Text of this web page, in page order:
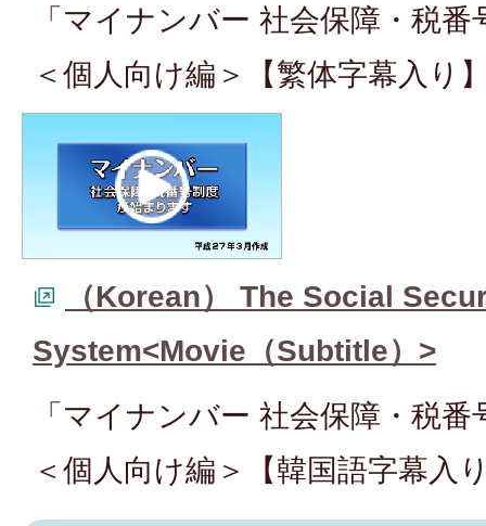
「マイナンバー 社会保障・税
＜個人向け編＞【繁体字幕入り
（Korean） The Social
System<Movie（Subtitle）>
「マイナンバー 社会保障・税
＜個人向け編＞【韓国語字幕入